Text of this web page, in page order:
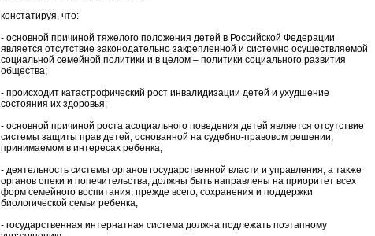
констатируя, что:
- основной причиной тяжелого положения детей в Российской Федерации
является отсутствие законодательно закрепленной и системно осуществляемой
социальной семейной политики и в целом – политики социального развития
общества;
- происходит катастрофический рост инвалидизации детей и ухудшение
состояния их здоровья;
- основной причиной роста асоциального поведения детей является отсутствие
системы защиты прав детей, основанной на судебно-правовом решении,
принимаемом в интересах ребенка;
- деятельность системы органов государственной власти и управления, а также
органов опеки и попечительства, должны быть направлены на приоритет всех
форм семейного воспитания, прежде всего, сохранения и поддержки
биологической семьи ребенка;
- государственная интернатная система должна подлежать поэтапному